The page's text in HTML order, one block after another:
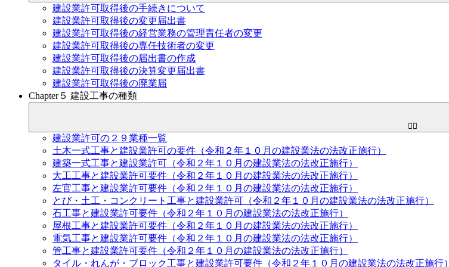
建設業許可取得後の手続きについて
建設業許可取得後の変更届出書
建設業許可取得後の経営業務の管理責任者の変更
建設業許可取得後の専任技術者の変更
建設業許可取得後の届出書の作成
建設業許可取得後の決算変更届出書
建設業許可取得後の廃業届
Chapter５ 建設工事の種類
建設業許可の２９業種一覧
土木一式工事と建設業許可の要件（令和２年１０月の建設業法の法改正施行）
建築一式工事と建設業許可（令和２年１０月の建設業法の法改正施行）
大工工事と建設業許可要件（令和２年１０月の建設業法の法改正施行）
左官工事と建設業許可要件（令和２年１０月の建設業法の法改正施行）
とび・土工・コンクリート工事と建設業許可（令和２年１０月の建設業法の法改正施行）
石工事と建設業許可要件（令和２年１０月の建設業法の法改正施行）
屋根工事と建設業許可要件（令和２年１０月の建設業法の法改正施行）
電気工事と建設業許可要件（令和２年１０月の建設業法の法改正施行）
管工事と建設業許可要件（令和２年１０月の建設業法の法改正施行）
タイル・れんが・ブロック工事と建設業許可要件（令和２年１０月の建設業法の法改正施行）